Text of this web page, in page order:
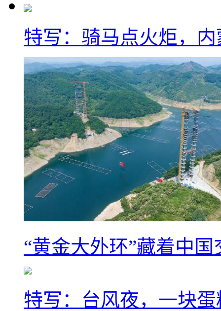
特写：骑马点火炬，
“黄金大外环”藏着中
特写：台风夜，一块